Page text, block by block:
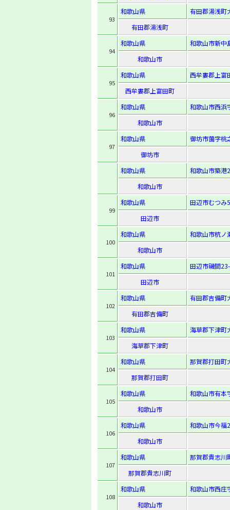
93
和歌山県
有田郡湯浅町
有田郡湯浅町
94
和歌山県
和歌山市新中
和歌山市
95
和歌山県
西牟婁郡上富
西牟婁郡上富田町
96
和歌山県
和歌山市西浜
和歌山市
97
和歌山県
御坊市薗字桃
御坊市
和歌山県
和歌山市築港
和歌山市
99
和歌山県
田辺市むつみ
田辺市
100
和歌山県
和歌山市杭ノ
和歌山市
101
和歌山県
田辺市磯間
田辺市
102
和歌山県
有田郡吉備町
有田郡吉備町
103
和歌山県
海草郡下津町
海草郡下津町
104
和歌山県
那賀郡打田町
那賀郡打田町
105
和歌山県
和歌山市有本
和歌山市
106
和歌山県
和歌山市今福
和歌山市
107
和歌山県
那賀郡貴志川
那賀郡貴志川町
108
和歌山県
和歌山市西庄
和歌山市